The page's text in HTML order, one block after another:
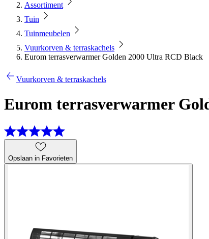
Assortiment
Tuin
Tuinmeubelen
Vuurkorven & terraskachels
Eurom terrasverwarmer Golden 2000 Ultra RCD Black
Vuurkorven & terraskachels
Eurom terrasverwarmer
Opslaan in Favorieten